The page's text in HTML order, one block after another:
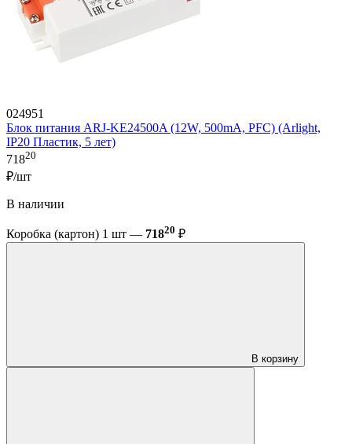
024951
Блок питания ARJ-KE24500A (12W, 500mA, PFC) (Arlight,
IP20 Пластик, 5 лет)
71820
₽/шт
В наличии
Коробка (картон) 1 шт — 71820 ₽
В корзину